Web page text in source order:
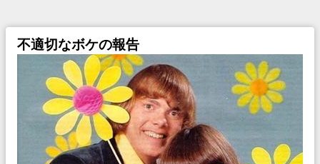
不適切なボケの報告